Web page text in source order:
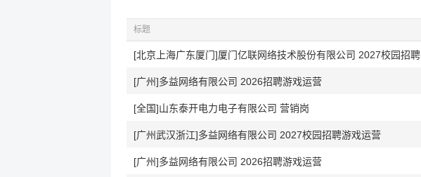
标题
[北京上海广东厦门]厦门亿联网络技术股份有限公司 2027校园招聘
[广州]多益网络有限公司 2026招聘游戏运营
[全国]山东泰开电力电子有限公司 营销岗
[广州武汉浙江]多益网络有限公司 2027校园招聘游戏运营
[广州]多益网络有限公司 2026招聘游戏运营